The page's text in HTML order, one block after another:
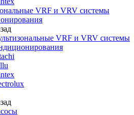
VRF и VRV системы
VRF и VRV системы